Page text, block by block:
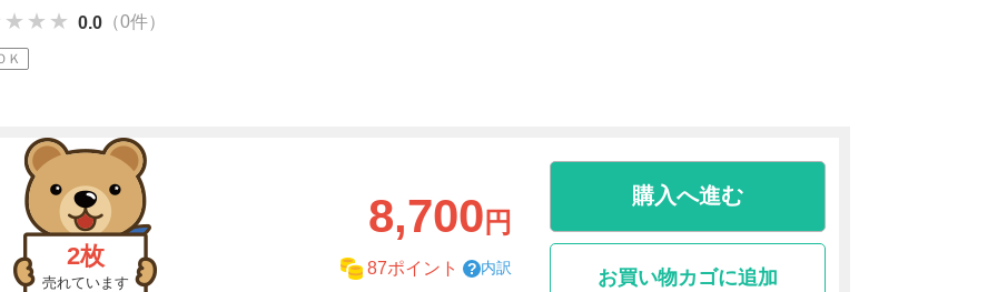
0.0 （0件）
Ｋ
2枚
売れています
8,700 円
87ポイント 内訳
購入へ進む
お買い物カゴに追加